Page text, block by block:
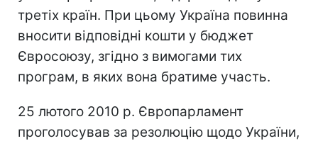
третіх країн. При цьому Україна повинна
вносити відповідні кошти у бюджет
Євросоюзу, згідно з вимогами тих
програм, в яких вона братиме участь.
25 лютого 2010 р. Європарламент
проголосував за резолюцію щодо України,